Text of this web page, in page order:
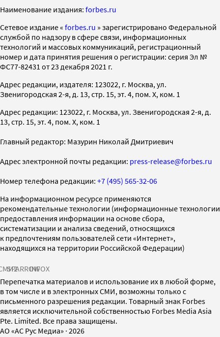
Наименование издания: forbes.ru
Cетевое издание « forbes.ru » зарегистрировано Федеральной
службой по надзору в сфере связи, информационных
технологий и массовых коммуникаций, регистрационный
номер и дата принятия решения о регистрации: серия Эл №
ФС77-82431 от 23 декабря 2021 г.
Адрес редакции, издателя: 123022, г. Москва, ул.
Звенигородская 2-я, д. 13, стр. 15, эт. 4, пом. X, ком. 1
Адрес редакции: 123022, г. Москва, ул. Звенигородская 2-я, д.
13, стр. 15, эт. 4, пом. X, ком. 1
Главный редактор: Мазурин Николай Дмитриевич
Адрес электронной почты редакции: press-release@forbes.ru
Номер телефона редакции: +7 (495) 565-32-06
На информационном ресурсе применяются
рекомендательные технологии (информационные технологии
предоставления информации на основе сбора,
систематизации и анализа сведений, относящихся
к предпочтениям пользователей сети «Интернет»,
находящихся на территории Российской Федерации)
SPARROWINFOX
Перепечатка материалов и использование их в любой форме,
в том числе и в электронных СМИ, возможны только с
письменного разрешения редакции. Товарный знак Forbes
является исключительной собственностью Forbes Media Asia
Pte. Limited. Все права защищены.
AO «АС Рус Медиа» · 2026